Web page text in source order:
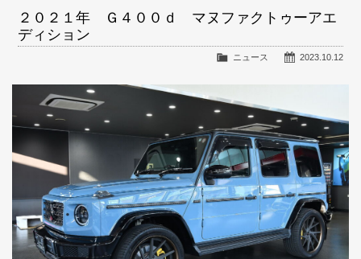
２０２１年 Ｇ４００ｄ マヌファクトゥーアエ
ディション
2023.10.12
ニュース